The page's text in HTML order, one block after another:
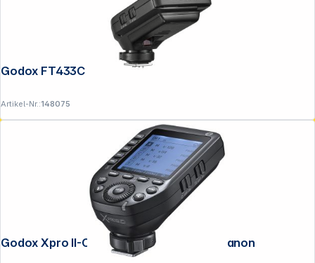
Godox FT433C Transmitter für Canon
Artikel-Nr.:148075
Godox Xpro II-C Transmitter mit BT für Canon